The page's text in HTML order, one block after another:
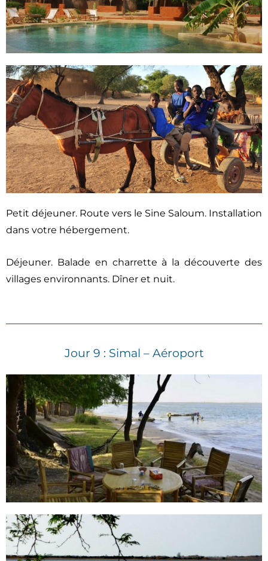
Petit déjeuner. Route vers le Sine Saloum. Installation
dans votre hébergement.
Déjeuner. Balade en charrette à la découverte des
villages environnants. Dîner et nuit.
Jour 9 : Simal – Aéroport